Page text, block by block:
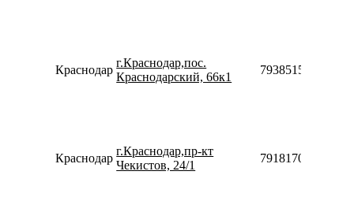
Краснодар
г.Краснодар,пос.
Краснодарский, 66к1
79385155720
Краснодар
г.Краснодар,пр-кт
Чекистов, 24/1
79181700764